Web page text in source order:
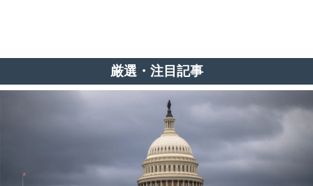
厳選・注目記事